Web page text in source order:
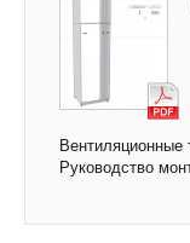
Вентиляционные
Руководство